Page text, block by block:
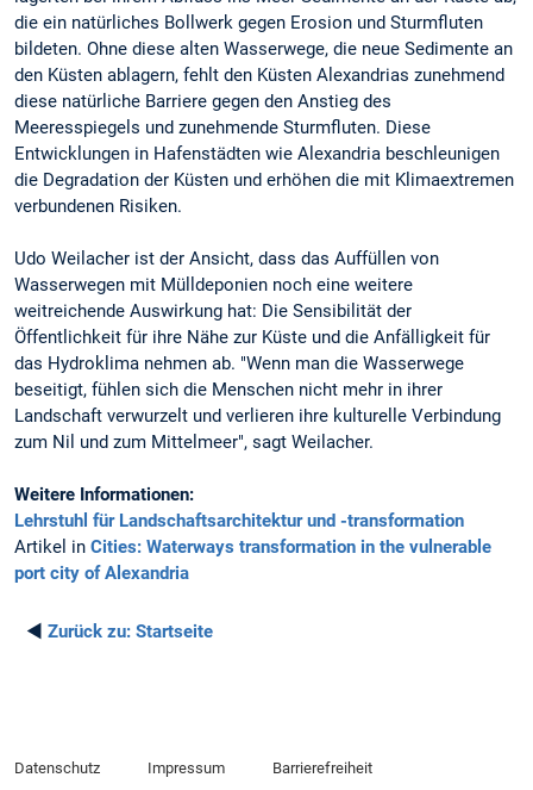
die ein natürliches Bollwerk gegen Erosion und Sturmfluten
bildeten. Ohne diese alten Wasserwege, die neue Sedimente an
den Küsten ablagern, fehlt den Küsten Alexandrias zunehmend
diese natürliche Barriere gegen den Anstieg des
Meeresspiegels und zunehmende Sturmfluten. Diese
Entwicklungen in Hafenstädten wie Alexandria beschleunigen
die Degradation der Küsten und erhöhen die mit Klimaextremen
verbundenen Risiken.
Udo Weilacher ist der Ansicht, dass das Auffüllen von
Wasserwegen mit Mülldeponien noch eine weitere
weitreichende Auswirkung hat: Die Sensibilität der
Öffentlichkeit für ihre Nähe zur Küste und die Anfälligkeit für
das Hydroklima nehmen ab. "Wenn man die Wasserwege
beseitigt, fühlen sich die Menschen nicht mehr in ihrer
Landschaft verwurzelt und verlieren ihre kulturelle Verbindung
zum Nil und zum Mittelmeer", sagt Weilacher.
Weitere Informationen:
Lehrstuhl für Landschaftsarchitektur und -transformation
Artikel in Cities: Waterways transformation in the vulnerable
port city of Alexandria
◄ Zurück zu: Startseite
Datenschutz Impressum Barrierefreiheit